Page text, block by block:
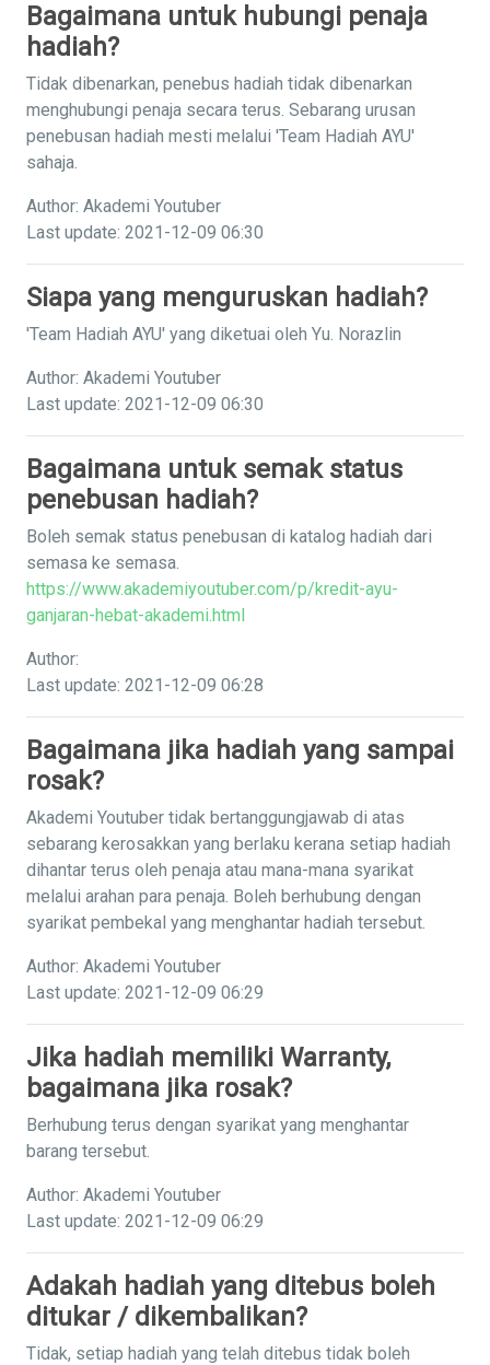
Bagaimana untuk hubungi penaja
hadiah?
Tidak dibenarkan, penebus hadiah tidak dibenarkan
menghubungi penaja secara terus. Sebarang urusan
penebusan hadiah mesti melalui 'Team Hadiah AYU'
sahaja.
Author: Akademi Youtuber
Last update: 2021-12-09 06:30
Siapa yang menguruskan hadiah?
'Team Hadiah AYU' yang diketuai oleh Yu. Norazlin
Author: Akademi Youtuber
Last update: 2021-12-09 06:30
Bagaimana untuk semak status
penebusan hadiah?
Boleh semak status penebusan di katalog hadiah dari
semasa ke semasa.
https://www.akademiyoutuber.com/p/kredit-ayu-
ganjaran-hebat-akademi.html
Author:
Last update: 2021-12-09 06:28
Bagaimana jika hadiah yang sampai
rosak?
Akademi Youtuber tidak bertanggungjawab di atas
sebarang kerosakkan yang berlaku kerana setiap hadiah
dihantar terus oleh penaja atau mana-mana syarikat
melalui arahan para penaja. Boleh berhubung dengan
syarikat pembekal yang menghantar hadiah tersebut.
Author: Akademi Youtuber
Last update: 2021-12-09 06:29
Jika hadiah memiliki Warranty,
bagaimana jika rosak?
Berhubung terus dengan syarikat yang menghantar
barang tersebut.
Author: Akademi Youtuber
Last update: 2021-12-09 06:29
Adakah hadiah yang ditebus boleh
ditukar / dikembalikan?
Tidak, setiap hadiah yang telah ditebus tidak boleh